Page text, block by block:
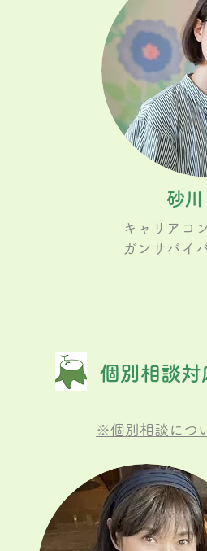
砂川
キャリアコ
ガンサバイ
個別相談対
​※個別相談につ